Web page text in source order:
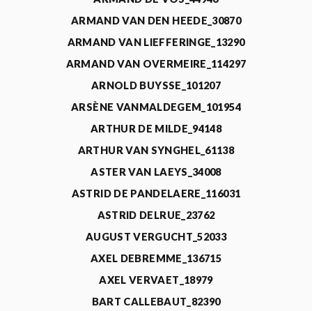
ARMAND VAN DEN HEEDE_30870
ARMAND VAN LIEFFERINGE_13290
ARMAND VAN OVERMEIRE_114297
ARNOLD BUYSSE_101207
ARSÈNE VANMALDEGEM_101954
ARTHUR DE MILDE_94148
ARTHUR VAN SYNGHEL_61138
ASTER VAN LAEYS_34008
ASTRID DE PANDELAERE_116031
ASTRID DELRUE_23762
AUGUST VERGUCHT_52033
AXEL DEBREMME_136715
AXEL VERVAET_18979
BART CALLEBAUT_82390